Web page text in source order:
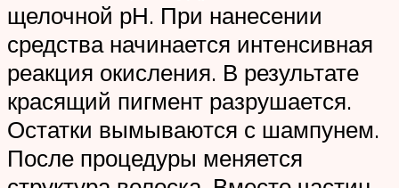
щелочной рН. При нанесении
средства начинается интенсивная
реакция окисления. В результате
красящий пигмент разрушается.
Остатки вымываются с шампунем.
После процедуры меняется